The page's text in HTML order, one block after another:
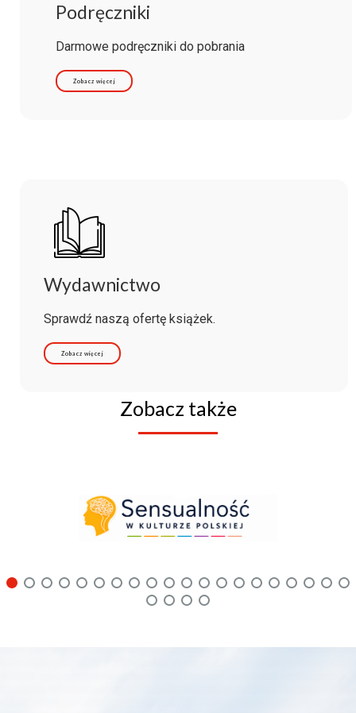
Podręczniki
Darmowe podręczniki do pobrania
Zobacz więcej
Wydawnictwo
Sprawdź naszą ofertę książek.
Zobacz więcej
Zobacz także